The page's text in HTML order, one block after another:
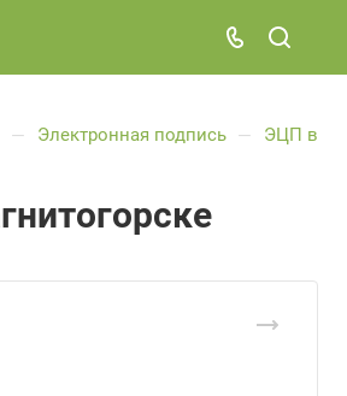
— Электронная подпись —
ЭЦП в